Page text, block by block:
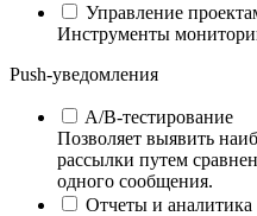
Управление
Инструменты
Push-уведомления
A/B-тестирование
Позволяет выявить
рассылки путем
одного сообщения.
Отчеты и аналитика